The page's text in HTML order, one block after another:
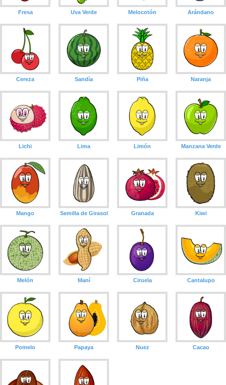
Fresa Uva Verde Melocotón Arándano
Cereza Sandía Piña Naranja
Lichi Lima Limón Manzana Verde
Mango Semilla de Girasol Granada Kiwi
Melón Maní Ciruela Cantalupo
Pomelo Papaya Nuez Cacao